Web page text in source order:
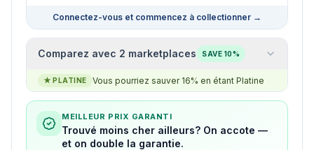
Connectez-vous et commencez à collectionner →
Comparez avec 2 marketplaces SAVE 10%
★ PLATINE Vous pourriez sauver 16% en étant Platine
MEILLEUR PRIX GARANTI
Trouvé moins cher ailleurs? On accote —
et on double la garantie.